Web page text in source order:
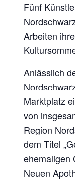
Fünf
Arbeiten
Anlässlich
Marktplatz
von
Region
dem Titel
ehemaligen
Neuen